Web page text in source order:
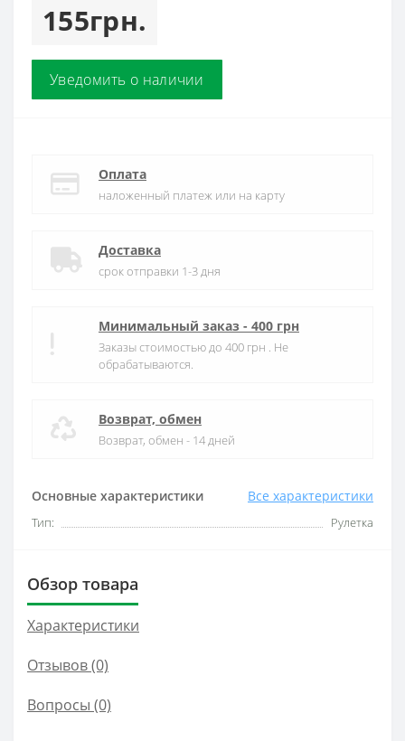
155грн.
Уведомить о наличии
Основные характеристики Все характеристики
Тип: Рулетка
Оплата
наложенный платеж или на карту
Доставка
срок отправки 1-3 дня
Минимальный заказ - 400 грн
Заказы стоимостью до 400 грн . Не
обрабатываются.
Возврат, обмен
Возврат, обмен - 14 дней
Обзор товара
Характеристики
Отзывов (0)
Вопросы (0)